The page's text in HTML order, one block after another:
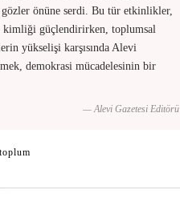
önüne serdi. Bu tür etkinlikler,
kimliği güçlendirirken, toplumsal
yükselişi karşısında Alevi
demokrasi mücadelesinin bir
— Alevi Gazetesi Editörü
toplum